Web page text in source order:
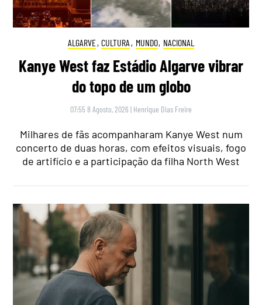
ALGARVE, CULTURA , MUNDO, NACIONAL
Kanye West faz Estádio Algarve vibrar
do topo de um globo
07:55 8 Agosto, 2026 | Henrique Dias Freire
Milhares de fãs acompanharam Kanye West num
concerto de duas horas, com efeitos visuais, fogo
de artifício e a participação da filha North West